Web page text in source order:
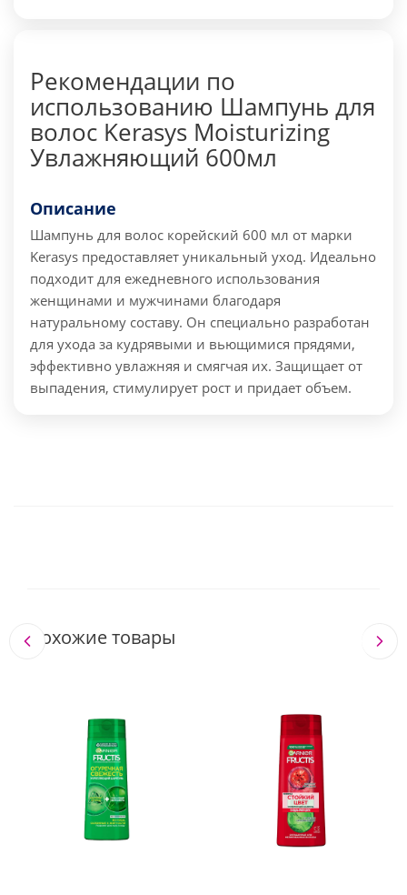
Рекомендации по
использованию Шампунь для
волос Kerasys Moisturizing
Увлажняющий 600мл
Описание
Шампунь для волос корейский 600 мл от марки
Kerasys предоставляет уникальный уход. Идеально
подходит для ежедневного использования
женщинами и мужчинами благодаря
натуральному составу. Он специально разработан
для ухода за кудрявыми и вьющимися прядями,
эффективно увлажняя и смягчая их. Защищает от
выпадения, стимулирует рост и придает объем.
Похожие товары